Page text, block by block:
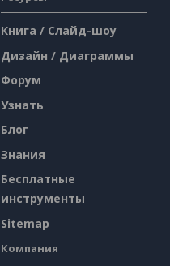
Книга / Слайд-шоу
Дизайн / Диаграммы
Форум
Узнать
Блог
Знания
Бесплатные
инструменты
Sitemap
Компания